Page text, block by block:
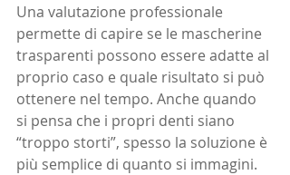
Una valutazione professionale
permette di capire se le mascherine
trasparenti possono essere adatte al
proprio caso e quale risultato si può
ottenere nel tempo. Anche quando
si pensa che i propri denti siano
“troppo storti”, spesso la soluzione è
più semplice di quanto si immagini.